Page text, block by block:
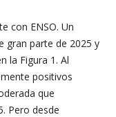
con ENSO. Un
gran parte de 2025 y
la Figura 1. Al
positivos
que
Pero desde